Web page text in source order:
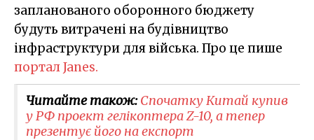
запланованого оборонного бюджету
будуть витрачені на будівництво
інфраструктури для війська. Про це пише
портал Janes.
Читайте також:Спочатку Китай купив
у РФ проект гелікоптера Z-10, а тепер
презентує його на експорт